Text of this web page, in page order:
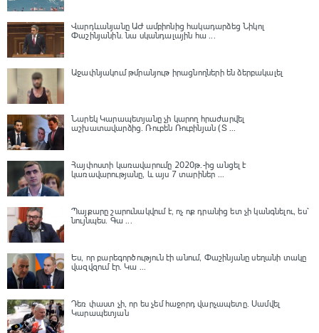
Վարդևանյանը ԱԺ ամբիոնից հակադարձեց Նիկոլ
Փաշինյանին․ նա սկանդալային հա ...
Աջափնյակում թմրանյութ իրացնողների են ձերբակալել
Նարեկ Կարապետյանը չի կարող հրաժարվել
աշխատավարձից. Ռուբեն Ռուբինյան (Տ ...
Հայփոստի կառավարումը 2020թ.-ից անցել է
կառավարությանը, և այս 7 տարիներ ...
Պայքարը շարունակվում է, ոչ ոք դրանից ետ չի կանգնելու, ես՝
նույնպես․ Գա ...
Ես, որ բարեգործություն էի անում, Փաշինյանը սեղանի տակը
վազվզում էր․ Կա ...
Դեռ փաստ չի, որ ես չեմ հաջորդ վարչապետը․ Սամվել
Կարապետյան